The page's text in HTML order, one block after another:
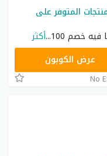
كل المنتجات المتوفر على
خصم 100
...أكثر
عرض الكوبون
No